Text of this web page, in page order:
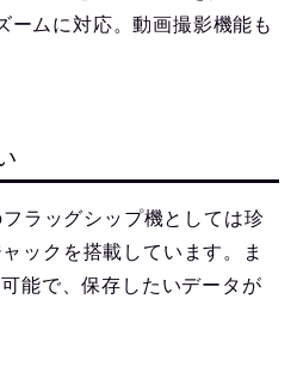
ームに対応。動画撮影機能も
ラッグシップ機としては珍
ックを搭載しています。ま
能で、保存したいデータが